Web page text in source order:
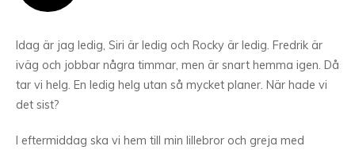
Idag är jag ledig, Siri är ledig och Rocky är ledig. Fredrik är
iväg och jobbar några timmar, men är snart hemma igen. Då
tar vi helg. En ledig helg utan så mycket planer. När hade vi
det sist?
I eftermiddag ska vi hem till min lillebror och greja med